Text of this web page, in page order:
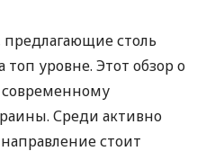
столь
уровне. Этот обзор о
Среди активно
стоит